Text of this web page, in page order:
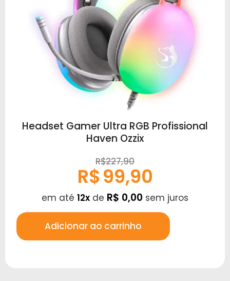
Headset Gamer Ultra RGB Profissional
Haven Ozzix
R$227,90
R$99,90
em até 12x de R$ 0,00 sem juros
Adicionar ao carrinho